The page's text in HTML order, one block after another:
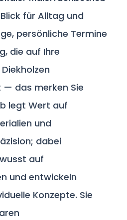
für Alltag und
persönliche Termine
die auf Ihre
das merken Sie
legt Wert auf
und
dabei
auf
und entwickeln
Konzepte. Sie